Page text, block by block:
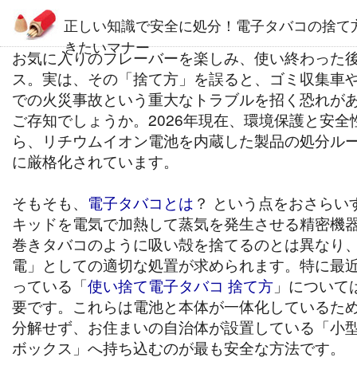
正しい知識で安全に処分！電子タバコの捨て
きたいマナー
お気に入りのフレーバーを楽しみ、使い終わった
ス。実は、その「捨て方」を誤ると、ゴミ収集車
での火災事故という重大なトラブルを招く恐れが
ご存知でしょうか。2026年現在、環境保護と安全
ら、リチウムイオン電池を内蔵した製品の処分ル
に厳格化されています。
そもそも、 電子タバコとは ？ という点をおさらい
キッドを電気で加熱して蒸気を発生させる精密機
巻きタバコのように吸い殻を捨てるのとは異なり
電」としての適切な処置が求められます。特に最
っている「使い捨て電子タバコ 捨て方 」につい
要です。これらは電池と本体が一体化しているた
分解せず、お住まいの自治体が設置している「小
ボックス」へ持ち込むのが最も安全な方法です。